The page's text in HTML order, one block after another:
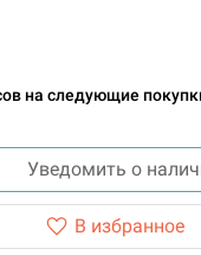
на следующие
Уведомить о
В избранное